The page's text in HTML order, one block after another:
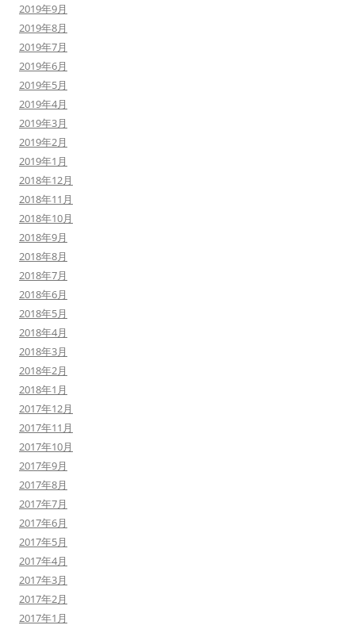
2019年9月
2019年8月
2019年7月
2019年6月
2019年5月
2019年4月
2019年3月
2019年2月
2019年1月
2018年12月
2018年11月
2018年10月
2018年9月
2018年8月
2018年7月
2018年6月
2018年5月
2018年4月
2018年3月
2018年2月
2018年1月
2017年12月
2017年11月
2017年10月
2017年9月
2017年8月
2017年7月
2017年6月
2017年5月
2017年4月
2017年3月
2017年2月
2017年1月